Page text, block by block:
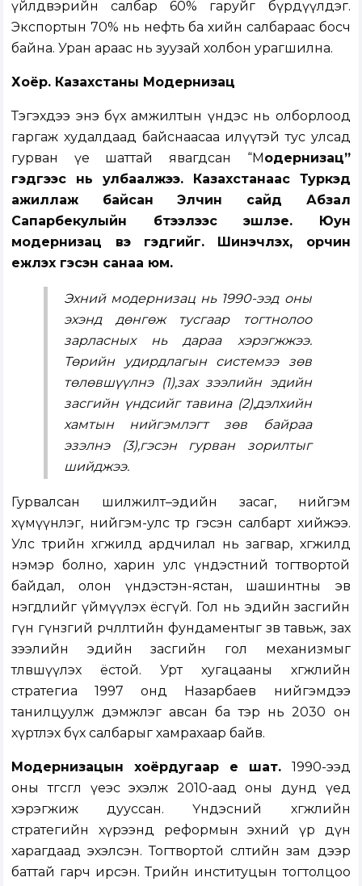
үйлдвэрийн салбар 60% гаруйг бүрдүүлдэг.
Экспортын 70% нь нефть ба хийн салбараас босч
байна. Уран араас нь зуузай холбон урагшилна.
Хоёр. Казахстаны Модернизац
Тэгэхдээ энэ бүх амжилтын үндэс нь олборлоод
гаргаж худалдаад байснаасаа илүүтэй тус улсад
гурван үе шаттай явагдсан “М одернизац”
гэдгээс нь улбаалжээ. Казахстанаас Туркэд
ажиллаж байсан Элчин сайд Абзал
Сапарбекулыйн бүтээлээс эшлэе. Юун
модернизац вэ гэдгийг. Шинэчлэх, орчин
үежүүлэх гэсэн санаа юм.
Эхний модернизац нь 1990-ээд оны
эхэнд дөнгөж тусгаар тогтнолоо
зарласных нь дараа хэрэгжжээ.
Төрийн удирдлагын системээ зөв
төлөвшүүлнэ (1),зах зээлийн эдийн
засгийн үндсийг тавина (2),дэлхийн
хамтын нийгэмлэгт зөв байраа
эзэлнэ (3),гэсэн гурван зорилтыг
шийджээ.
Гурвалсан шилжилт–эдийн засаг, нийгэм
хүмүүнлэг, нийгэм-улс төр гэсэн салбарт хийжээ.
Улс төрийн хөгжилд ардчилал нь загвар, хөгжилд
нэмэр болно, харин улс үндэстний тогтвортой
байдал, олон үндэстэн-ястан, шашинтны эв
нэгдлийг үймүүлэх ёсгүй. Гол нь эдийн засгийн
гүн гүнзгий өөрчлөлтийн фундаментыг зөв тавьж, зах
зээлийн эдийн засгийн гол механизмыг
төлөвшүүлэх ёстой. Урт хугацааны хөгжлийн
стратегиа 1997 онд Назарбаев нийгэмдээ
танилцуулж дэмжлэг авсан ба тэр нь 2030 он
хүртлэх бүх салбарыг хамрахаар байв.
Модернизацын хоёрдугаар үе шат. 1990-ээд
оны төгсгөл үеэс эхэлж 2010-аад оны дунд үед
хэрэгжиж дууссан. Үндэсний хөгжлийн
стратегийн хүрээнд реформын эхний үр дүн
харагдаад эхэлсэн. Тогтвортой өсөлтийн зам дээр
баттай гарч ирсэн. Төрийн институцын тогтолцоо